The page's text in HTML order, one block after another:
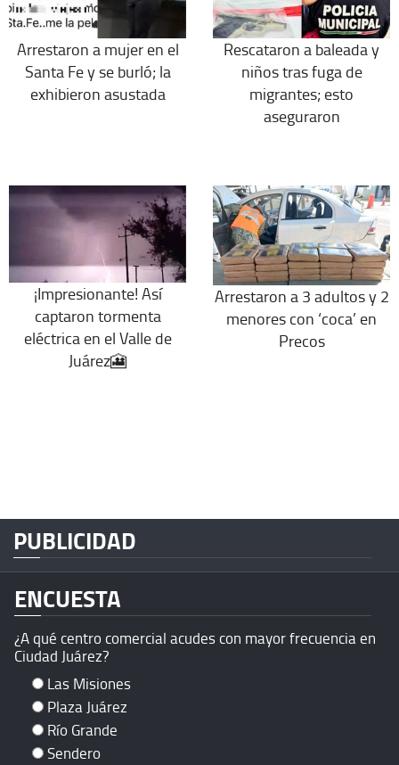
Arrestaron a mujer en el
Santa Fe y se burló; la
exhibieron asustada
Rescataron a baleada y
niños tras fuga de
migrantes; esto
aseguraron
¡Impresionante! Así
captaron tormenta
eléctrica en el Valle de
Juárez🎦
Arrestaron a 3 adultos y 2
menores con ‘coca’ en
Precos
PUBLICIDAD
ENCUESTA
¿A qué centro comercial acudes con mayor frecuencia en
Ciudad Juárez?
Las Misiones
Plaza Juárez
Río Grande
Sendero